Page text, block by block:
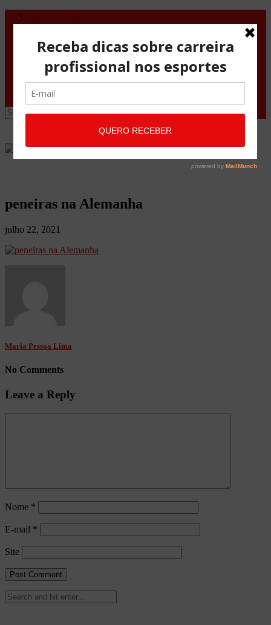
Vistos de viagem
Orientações Gerais
Fale Conosco
Advocacia Maria Pessoa
Advocacia Maria Pessoa Desportivo
peneiras na Alemanha
julho 22, 2021
Maria Pessoa Lima
No Comments
Leave a Reply
Nome *
E-mail *
Site